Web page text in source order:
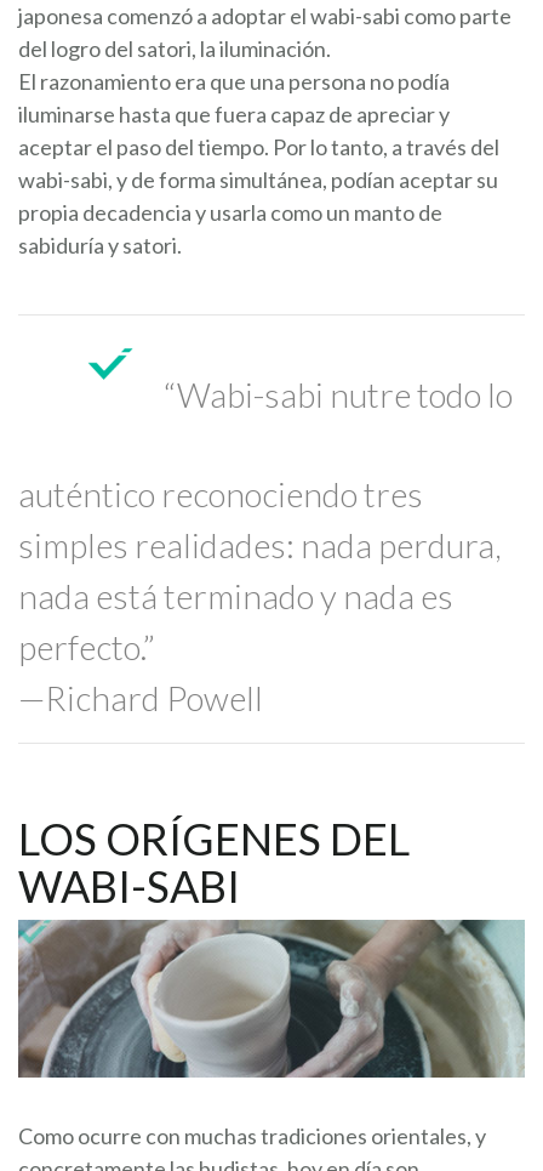
japonesa comenzó a adoptar el wabi-sabi como parte
del logro del satori, la iluminación.
El razonamiento era que una persona no podía
iluminarse hasta que fuera capaz de apreciar y
aceptar el paso del tiempo. Por lo tanto, a través del
wabi-sabi, y de forma simultánea, podían aceptar su
propia decadencia y usarla como un manto de
sabiduría y satori.
“Wabi-sabi nutre todo lo
auténtico reconociendo tres
simples realidades: nada perdura,
nada está terminado y nada es
perfecto.”
—Richard Powell
LOS ORÍGENES DEL
WABI-SABI
Como ocurre con muchas tradiciones orientales, y